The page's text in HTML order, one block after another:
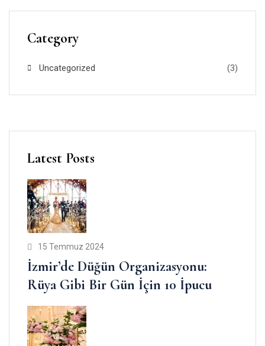
Category
Uncategorized (3)
Latest Posts
15 Temmuz 2024
İzmir’de Düğün Organizasyonu:
Rüya Gibi Bir Gün İçin 10 İpucu